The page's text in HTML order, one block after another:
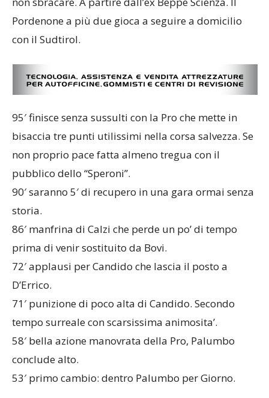
Pordenone a più due gioca a seguire a domicilio
con il Sudtirol.
95′ finisce senza sussulti con la Pro che mette in
bisaccia tre punti utilissimi nella corsa salvezza. Se
non proprio pace fatta almeno tregua con il
pubblico dello “Speroni”.
90′ saranno 5′ di recupero in una gara ormai senza
storia.
86′ manfrina di Calzi che perde un po’ di tempo
prima di venir sostituito da Bovi.
72′ applausi per Candido che lascia il posto a
D’Errico.
71′ punizione di poco alta di Candido. Secondo
tempo surreale con scarsissima animosita’.
58′ bella azione manovrata della Pro, Palumbo
conclude alto.
53′ primo cambio: dentro Palumbo per Giorno.